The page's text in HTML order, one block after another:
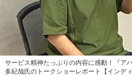
サービス精神たっぷりの内容に感動！『ア
多紀哉氏のトークショーレポート【インデ